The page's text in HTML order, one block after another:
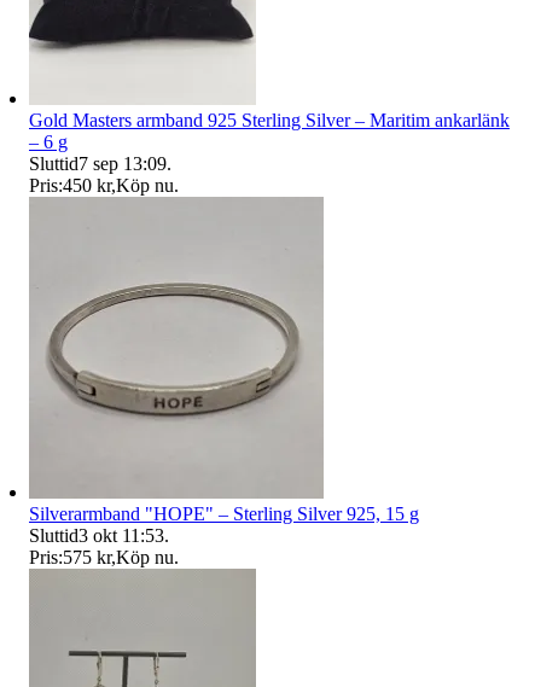
Gold Masters armband 925 Sterling Silver – Maritim ankarlänk
– 6 g
Sluttid7 sep 13:09.
Pris:450 kr,Köp nu.
Silverarmband "HOPE" – Sterling Silver 925, 15 g
Sluttid3 okt 11:53.
Pris:575 kr,Köp nu.